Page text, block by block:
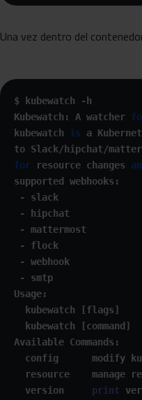
Una vez dentro del
$ kubewatch -h
Kubewatch: A watcher
kubewatch is a
for resource changes
supported webhooks:
- slack
- hipchat
- mattermost
- flock
- webhook
- smtp
Usage:
  kubewatch [flags]
  kubewatch [command]
Available Commands:
config      modify
resource    manage
  version
print